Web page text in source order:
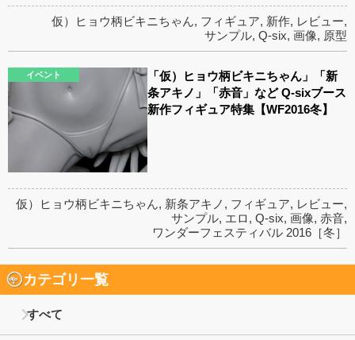
仮）ヒョウ柄ビキニちゃん, フィギュア, 新作, レビュー,
サンプル, Q-six, 画像, 原型
イベント
「仮）ヒョウ柄ビキニちゃん」「新
条アキノ」「赤音」など Q-sixブース
新作フィギュア特集【WF2016冬】
仮）ヒョウ柄ビキニちゃん, 新条アキノ , フィギュア, レビュー,
サンプル, エロ, Q-six, 画像, 赤音,
ワンダーフェスティバル 2016［冬］
カテゴリ一覧
すべて